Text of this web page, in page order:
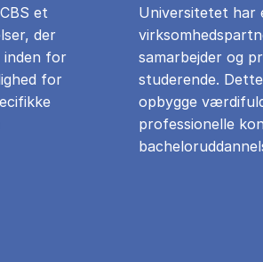
et
der
inden for
for
Universitetet
samarbejder og
studerende.
opbygge
professionelle